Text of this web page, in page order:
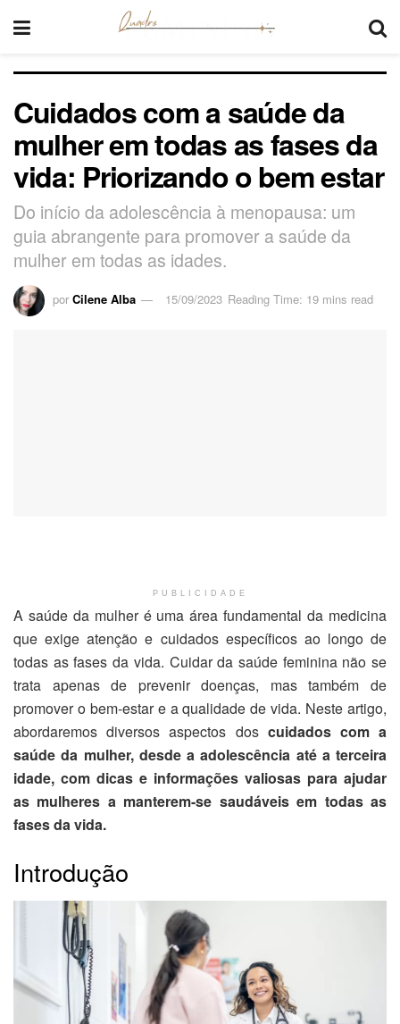
Cuidados com a saúde da
mulher em todas as fases da
vida: Priorizando o bem estar
Do início da adolescência à menopausa: um
guia abrangente para promover a saúde da
mulher em todas as idades.
por Cilene Alba 15/09/2023 Reading Time: 19 mins read
PUBLICIDADE
A saúde da mulher é uma área fundamental da medicina
que exige atenção e cuidados específicos ao longo de
todas as fases da vida. Cuidar da saúde feminina não se
trata apenas de prevenir doenças, mas também de
promover o bem-estar e a qualidade de vida. Neste artigo,
abordaremos diversos aspectos dos cuidados com a
saúde da mulher, desde a adolescência até a terceira
idade, com dicas e informações valiosas para ajudar
as mulheres a manterem-se saudáveis em todas as
fases da vida.
Introdução